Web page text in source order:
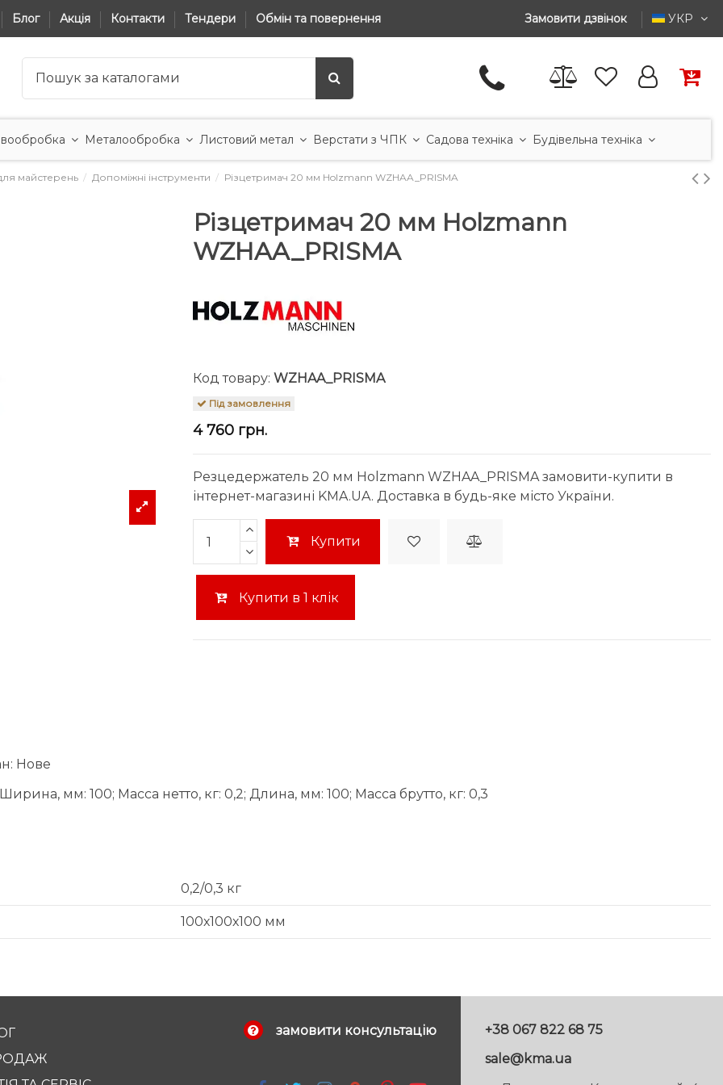
Блог Акція Контакти Тендери Обмін та повернення Замовити дзвінок УКР
Металообробка Листовий метал Верстати з ЧПК Садова техніка Будівельна техніка
майстерень Допоміжні інструменти Різцетримач 20 мм Holzmann WZHAA_PRISMA
Різцетримач 20 мм Holzmann
WZHAA_PRISMA
Код товару: WZHAA_PRISMA
Під замовлення
4 760 грн.
Резцедержатель 20 мм Holzmann WZHAA_PRISMA замовити-купити в
інтернет-магазині KMA.UA. Доставка в будь-яке місто України.
Купити
Купити в 1 клік
Нове
мм: 100; Масса нетто, кг: 0,2; Длина, мм: 100; Масса брутто, кг: 0,3
0,2/0,3 кг
100х100х100 мм
замовити консультацію
+38 067 822 68 75
sale@kma.ua